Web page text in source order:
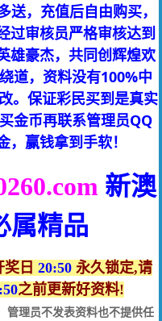
，充值后自由购买，
过审核员严格审核达到
雄豪杰，共同创辉煌欢
道，资料没有100%中
。保证彩民买到是真实
金币再联系管理员QQ
赢钱拿到手软！
新澳
属精品
日 20:50 永久锁定,请
之前更新好资料!
管理员不发表资料也不提供任